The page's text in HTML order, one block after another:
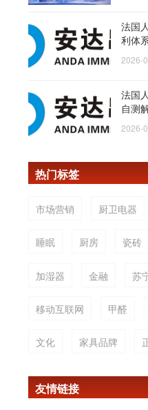
法国
利体
2026-
法国
自测
2026-
热门标签
市场营销 厨卫电器
睡眠 厨房 瓷砖
加湿器 金融 苏
移动互联网 甲醛
文化 家具品牌
友情链接